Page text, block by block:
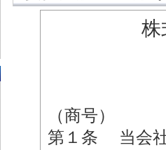
株
（商号）
第１条 当会社